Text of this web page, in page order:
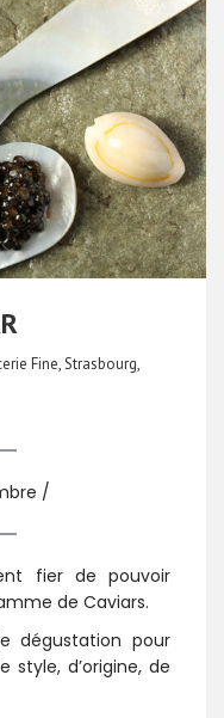
Fine,Strasbourg,
/
fier de pouvoir
de Caviars.
dégustation pour
style, d’origine, de